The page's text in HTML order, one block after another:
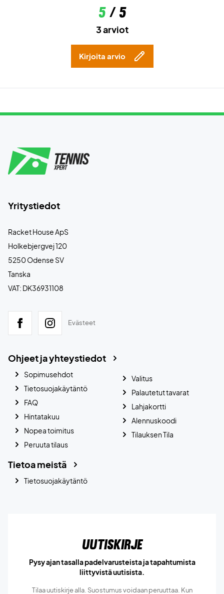
5/ 5
3 arviot
Kirjoita arvio
Yritystiedot
Racket House ApS
Holkebjergvej 120
5250 Odense SV
Tanska
VAT: DK36931108
Evästeet
Ohjeet ja yhteystiedot
Sopimusehdot
Tietosuojakäytäntö
FAQ
Hintatakuu
Nopea toimitus
Peruuta tilaus
Valitus
Palautetut tavarat
Lahjakortti
Alennuskoodi
Tilauksen Tila
Tietoa meistä
Tietosuojakäytäntö
Uutiskirje
Pysy ajan tasalla padelvarusteista ja tapahtumista
liittyvistä uutisista.
Tilaa uutiskirje alla. Suostumus voidaan peruuttaa. Kun